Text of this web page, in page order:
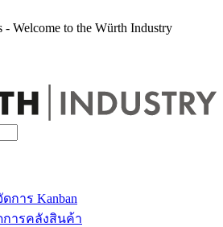
- Welcome to the Würth Industry
การ Kanban
การคลังสินค้า